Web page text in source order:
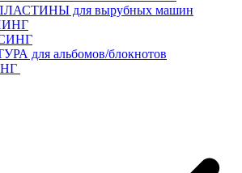
для вырубных машин
для альбомов/блокнотов